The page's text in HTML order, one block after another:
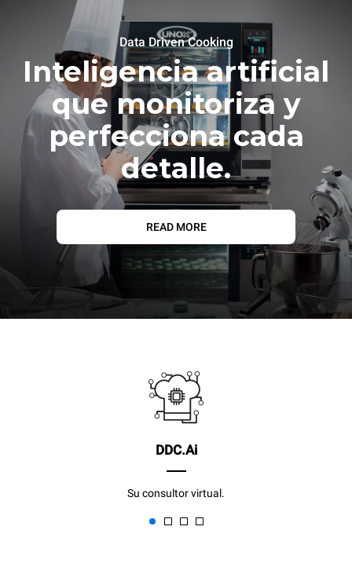
Data Driven Cooking
Inteligencia artificial
que monitoriza y
perfecciona cada
detalle.
READ MORE
DDC.Ai
Su consultor virtual.